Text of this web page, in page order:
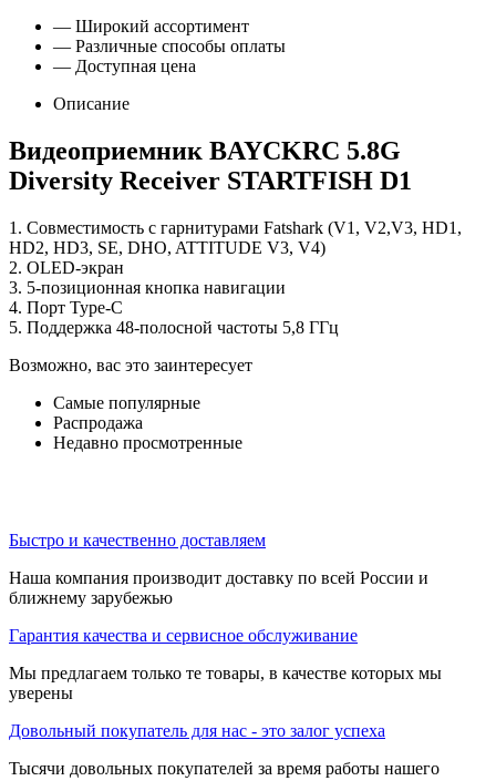
— Широкий ассортимент
— Различные способы оплаты
— Доступная цена
Описание
Видеоприемник BAYCKRC 5.8G
Diversity Receiver STARTFISH D1
1 . Совместимость с гарнитурами Fatshark (V1 , V2,V3, HD1 ,
HD2, HD3, SE, DHO, ATTITUDE V3, V4)
2. OLED-экран
3. 5-позиционная кнопка навигации
4. Порт Type-C
5. Поддержка 48-полосной частоты 5,8 ГГц
Возможно, вас это заинтересует
Самые популярные
Распродажа
Недавно просмотренные
Быстро и качественно доставляем
Наша компания производит доставку по всей России и
ближнему зарубежью
Гарантия качества и сервисное обслуживание
Мы предлагаем только те товары, в качестве которых мы
уверены
Довольный покупатель для нас - это залог успеха
Тысячи довольных покупателей за время работы нашего